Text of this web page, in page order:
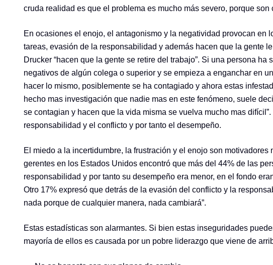
cruda realidad es que el problema es mucho más severo, porque son
En ocasiones el enojo, el antagonismo y la negatividad provocan en
tareas, evasión de la responsabilidad y además hacen que la gente
Drucker “hacen que la gente se retire del trabajo”. Si una persona
negativos de algún colega o superior y se empieza a enganchar en
hacer lo mismo, posiblemente se ha contagiado y ahora estas
hecho mas investigación que nadie mas en este fenómeno, suele
se contagian y hacen que la vida misma se vuelva mucho mas
responsabilidad y el conflicto y por tanto el desempeño.
El miedo a la incertidumbre, la frustración y el enojo son
gerentes en los Estados Unidos encontró que más del 44% de las
responsabilidad y por tanto su desempeño era menor, en el fondo
Otro 17% expresó que detrás de la evasión del conflicto y la
nada porque de cualquier manera, nada cambiará”.
Estas estadísticas son alarmantes. Si bien estas inseguridades
mayoría de ellos es causada por un pobre liderazgo que viene de